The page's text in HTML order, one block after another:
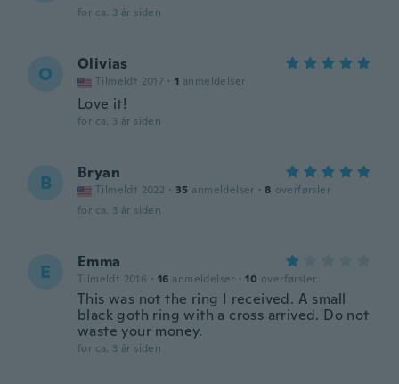
for ca. 3 år siden
O Olivias
Tilmeldt 2017 · 1 anmeldelser
Love it!
for ca. 3 år siden
B Bryan
Tilmeldt 2022 · 35 anmeldelser · 8 overførsler
for ca. 3 år siden
E Emma
Tilmeldt 2016 · 16 anmeldelser · 10 overførsler
This was not the ring I received. A small
black goth ring with a cross arrived. Do not
waste your money.
for ca. 3 år siden